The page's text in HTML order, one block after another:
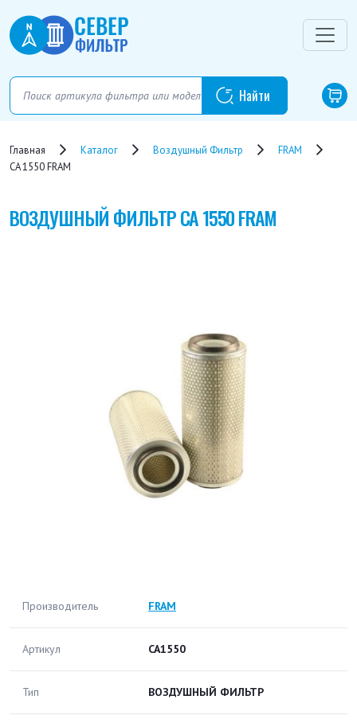
Главная Каталог Воздушный Фильтр
FRAM
CA 1550 FRAM
ВОЗДУШНЫЙ ФИЛЬТРCA 1550 FRAM
Производитель FRAM
Артикул CA1550
Тип ВОЗДУШНЫЙ ФИЛЬТР